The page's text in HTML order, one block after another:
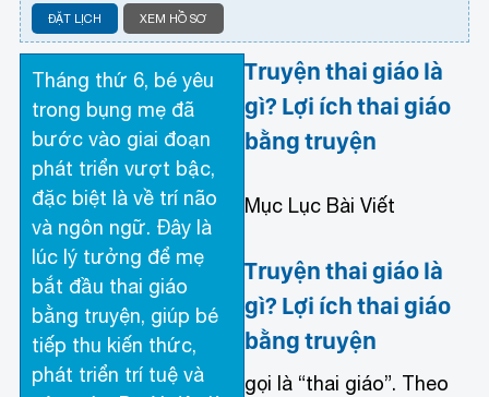
ĐẶT LỊCH XEM HỒ SƠ
Tháng thứ 6, bé yêu
trong bụng mẹ đã
bước vào giai đoạn
phát triển vượt bậc,
đặc biệt là về trí não
và ngôn ngữ. Đây là
lúc lý tưởng để mẹ
bắt đầu thai giáo
bằng truyện, giúp bé
tiếp thu kiến thức,
phát triển trí tuệ và
Truyện thai giáo là
gì? Lợi ích thai giáo
bằng truyện
Mục Lục Bài Viết
Truyện thai giáo là
gì? Lợi ích thai giáo
bằng truyện
gọi là “thai giáo”. Theo